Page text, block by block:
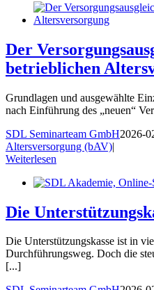
Der
betrieblichen
Grundlagen und ausgewählte
nach Einführung des „neuen“
SDL Seminarteam GmbH2026-
Altersversorgung (bAV)|
Weiterlesen
Die
Die Unterstützungskasse ist in
Durchführungsweg. Doch die
[...]